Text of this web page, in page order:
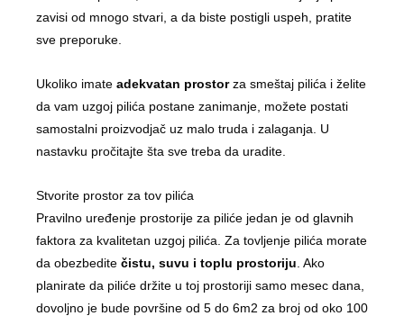
zavisi od mnogo stvari, a da biste postigli uspeh, pratite
sve preporuke.
Ukoliko imate adekvatan prostor za smeštaj pilića i želite
da vam uzgoj pilića postane zanimanje, možete postati
samostalni proizvodjač uz malo truda i zalaganja. U
nastavku pročitajte šta sve treba da uradite.
Stvorite prostor za tov pilića
Pravilno uređenje prostorije za piliće jedan je od glavnih
faktora za kvalitetan uzgoj pilića. Za tovljenje pilića morate
da obezbedite čistu, suvu i toplu prostoriju . Ako
planirate da piliće držite u toj prostoriji samo mesec dana,
dovoljno je bude površine od 5 do 6m2 za broj od oko 100